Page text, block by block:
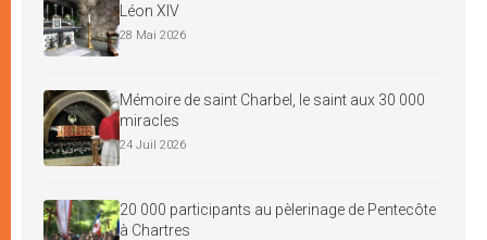
Léon XIV
28 Mai 2026
Mémoire de saint Charbel, le saint aux 30 000
miracles
24 Juil 2026
20 000 participants au pèlerinage de Pentecôte
à Chartres